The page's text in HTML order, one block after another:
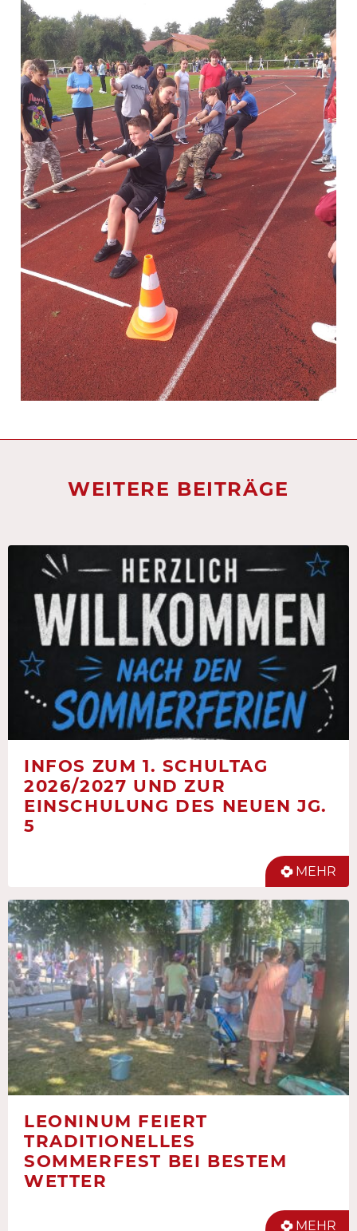
WEITERE BEITRÄGE
INFOS ZUM 1. SCHULTAG
2026/2027 UND ZUR
EINSCHULUNG DES NEUEN JG.
5
MEHR
LEONINUM FEIERT
TRADITIONELLES
SOMMERFEST BEI BESTEM
WETTER
MEHR